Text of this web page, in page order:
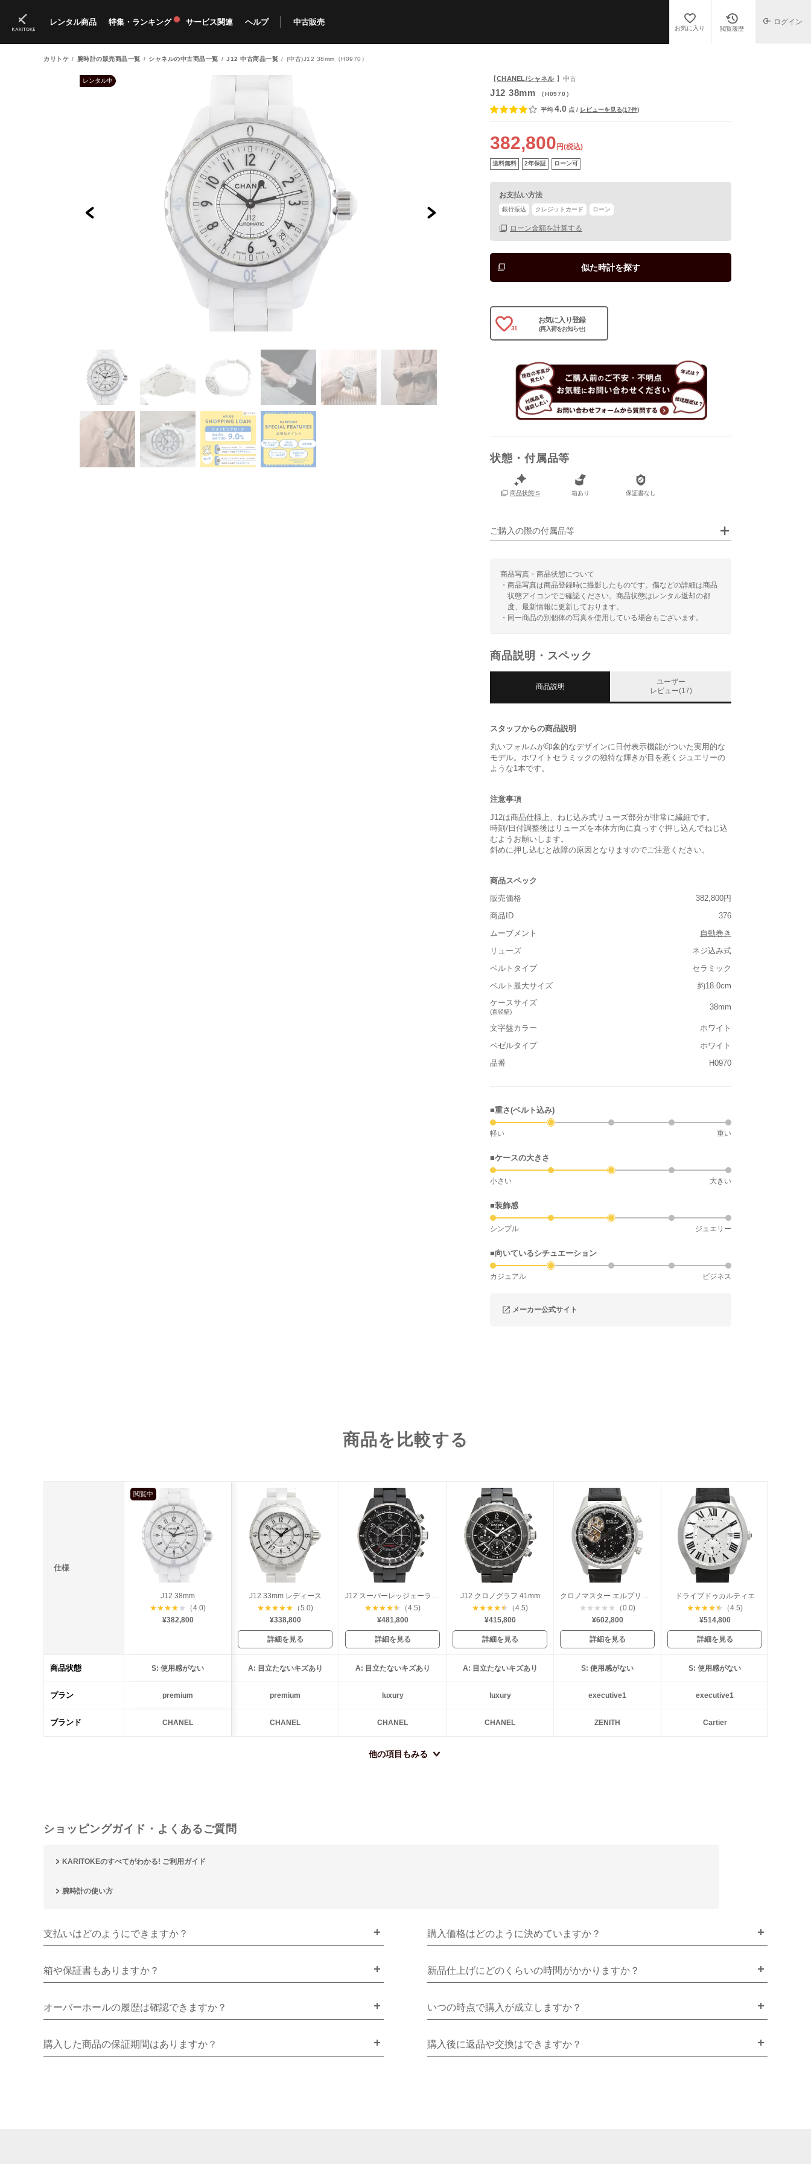
レンタル商品
ブランド一覧 すべての商品 新入荷商品 新規限定商品 購入可能商品
特集・ランキング
特集 ランキング
サービス関連
料金プラン 獲得できるポイント カリトケとは？
ヘルプ
ご利用方法 Q&A
中古販売
中古販売商品
お気に入り 閲覧履歴
ログイン
カリトケ 腕時計の販売商品一覧 シャネルの中古商品一覧 J12 中古商品一覧 (中古)J12 38mm（H0970）
レンタル中 【CHANEL/シャネル】中古
J12 38mm （H0970）
平均 4.0 点 / レビューを見る(17件)
382,800 円(税込)
送料無料 2年保証 ローン可
お支払い方法
銀行振込 クレジットカード ローン
ローン金額を計算する
似た時計を探す
31
お気に入り登録
(再入荷をお知らせ)
状態・付属品等
商品状態:S 箱あり 保証書なし
ご購入の際の付属品等
保証書
商品写真・商品状態について
・商品写真は商品登録時に撮影したものです。傷などの詳細は商品
状態アイコンでご確認ください。商品状態はレンタル返却の都
度、最新情報に更新しております。
・同一商品の別個体の写真を使用している場合もございます。
商品説明・スペック
商品説明
ユーザー
レビュー(17)
スタッフからの商品説明
丸いフォルムが印象的なデザインに日付表示機能がついた実用的な
モデル。ホワイトセラミックの独特な輝きが目を惹くジュエリーの
ような1本です。
注意事項
J12は商品仕様上、ねじ込み式リューズ部分が非常に繊細です。
時刻/日付調整後はリューズを本体方向に真っすぐ押し込んでねじ込
むようお願いします。
斜めに押し込むと故障の原因となりますのでご注意ください。
商品スペック
販売価格
382,800円
商品ID
376
ムーブメント
自動巻き
リューズ
ネジ込み式
ベルトタイプ
セラミック
ベルト最大サイズ
約18.0cm
ケースサイズ
(直径幅)
38mm
文字盤カラー
ホワイト
ベゼルタイプ
ホワイト
品番
H0970
■重さ(ベルト込み)
軽い 重い
■ケースの大きさ
小さい 大きい
■装飾感
シンプル ジュエリー
■向いているシチュエーション
カジュアル ビジネス
メーカー公式サイト
商品を比較する
仕様
閲覧中
J12 38mm
★★★★ ★
（4.0)
¥382,800
J12 33mm レディース
★★★★★ （5.0)
¥338,800
詳細を見る
J12 スーパーレッジェーラ 41mm
★★★★★
（4.5)
¥481,800
詳細を見る
J12 クロノグラフ 41mm
★★★★★
（4.5)
¥415,800
詳細を見る
クロノマスター エルプリメロ オープン
★ ★ ★ ★ ★
（0.0)
¥602,800
詳細を見る
ドライブドゥカルティエ
★★★★★
（4.5)
¥514,800
詳細を見る
商品状態 S: 使用感がない A: 目立たないキズあり A: 目立たないキズあり A: 目立たないキズあり S: 使用感がない S: 使用感がない
プラン premium premium luxury luxury executive1 executive1
ブランド CHANEL CHANEL CHANEL CHANEL ZENITH Cartier
他の項目もみる
ショッピングガイド・よくあるご質問
KARITOKEのすべてがわかる! ご利用ガイド
腕時計の使い方
支払いはどのようにできますか？ 購入価格はどのように決めていますか？
箱や保証書もありますか？ 新品仕上げにどのくらいの時間がかかりますか？
オーバーホールの履歴は確認できますか？ いつの時点で購入が成立しますか？
購入した商品の保証期間はありますか？ 購入後に返品や交換はできますか？